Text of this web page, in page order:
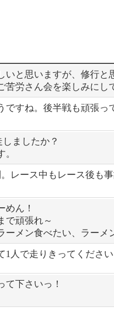
いと思いますが、修行
苦労さん会を楽しみにし
ですね。後半戦も頑張っ
ましたか？
。
レース中もレース後も
めん！
で頑張れ～
ーメン食べたい、ラー
1人で走りきってくださ
て下さいっ！